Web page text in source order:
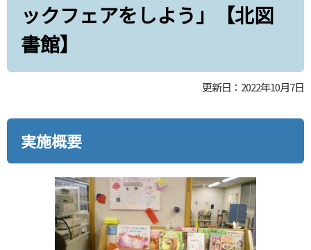
ックフェアをしよう」【北図
書館】
更新日：2022年10月7日
実施概要